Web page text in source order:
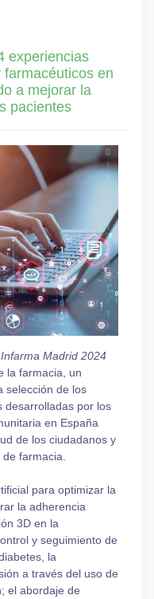
experiencias
en
a mejorar la
pacientes
Infarma Madrid 2024
la farmacia, un
selección de los
desarrolladas por los
en España
de los ciudadanos y
farmacia.
para optimizar la
la adherencia
3D en la
y seguimiento de
la
a través del uso de
el abordaje de